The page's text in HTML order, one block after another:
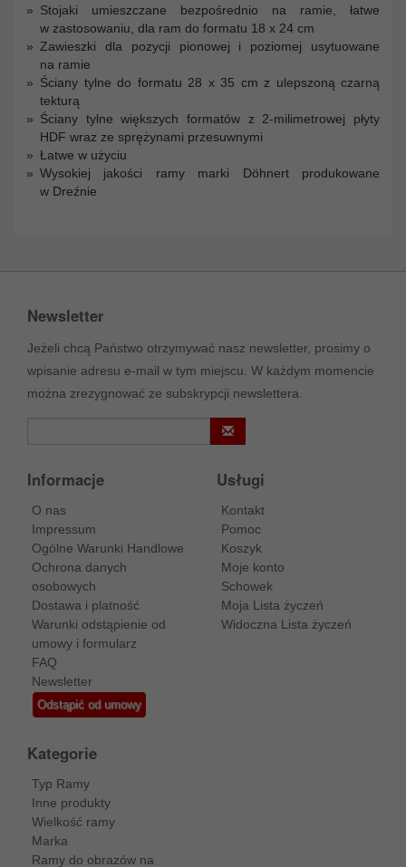
Stojaki umieszczane bezpośrednio na ramie, łatwe
w zastosowaniu, dla ram do formatu 18 x 24 cm
Zawieszki dla pozycji pionowej i poziomej usytuowane
na ramie
Ściany tylne do formatu 28 x 35 cm z ulepszoną czarną
tekturą
Ściany tylne większych formatów z 2-milimetrowej płyty
HDF wraz ze sprężynami przesuwnymi
Łatwe w użyciu
Wysokiej jakości ramy marki Döhnert produkowane
w Dreźnie
Newsletter
Jeżeli chcą Państwo otrzymywać nasz newsletter, prosimy o
wpisanie adresu e-mail w tym miejscu. W każdym momencie
można zrezygnować ze subskrypcji newslettera.
Informacje
O nas
Impressum
Ogólne Warunki Handlowe
Ochrona danych
osobowych
Dostawa i platność
Warunki odstąpienie od
umowy i formularz
FAQ
Newsletter
Odstąpić od umowy
Usługi
Kontakt
Pomoc
Koszyk
Moje konto
Schowek
Moja Lista życzeń
Widoczna Lista życzeń
Kategorie
Typ Ramy
Inne produkty
Wielkość ramy
Marka
Ramy do obrazów na